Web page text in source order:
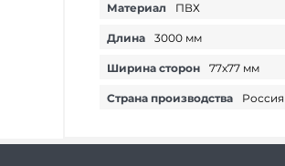
Материал ПВХ
Длина 3000 мм
Ширина сторон 77х77 мм
Страна производства Россия